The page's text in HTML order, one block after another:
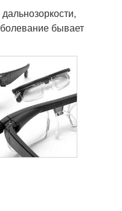
бывает